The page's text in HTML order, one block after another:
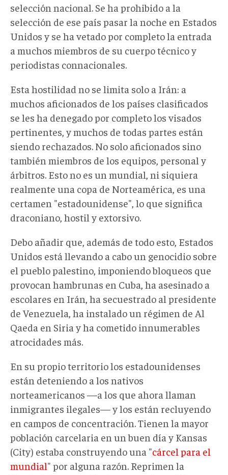
selección nacional. Se ha prohibido a la
selección de ese país pasar la noche en Estados
Unidos y se ha vetado por completo la entrada
a muchos miembros de su cuerpo técnico y
periodistas connacionales.
Esta hostilidad no se limita solo a Irán: a
muchos aficionados de los países clasificados
se les ha denegado por completo los visados
pertinentes, y muchos de todas partes están
siendo rechazados. No solo aficionados sino
también miembros de los equipos, personal y
árbitros. Esto no es un mundial, ni siquiera
realmente una copa de Norteamérica, es una
certamen "estadounidense", lo que significa
draconiano, hostil y extorsivo.
Debo añadir que, además de todo esto, Estados
Unidos está llevando a cabo un genocidio sobre
el pueblo palestino, imponiendo bloqueos que
provocan hambrunas en Cuba, ha asesinado a
escolares en Irán, ha secuestrado al presidente
de Venezuela, ha instalado un régimen de Al
Qaeda en Siria y ha cometido innumerables
atrocidades más.
En su propio territorio los estadounidenses
están deteniendo a los nativos
norteamericanos —a los que ahora llaman
inmigrantes ilegales— y los están recluyendo
en campos de concentración. Tienen la mayor
población carcelaria en un buen día y Kansas
(City) estaba construyendo una "cárcel para el
mundial" por alguna razón. Reprimen la